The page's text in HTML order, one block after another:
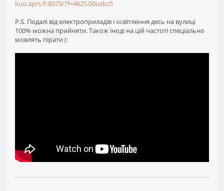
kuo.aprs.fi:8073/?f=4625.00usbz5
P.S. Подалі від електроприладів і освітлення десь на вулиці
100% можна прийняти. Також іноді на цій частоті спеціально
мовлять пірати (: